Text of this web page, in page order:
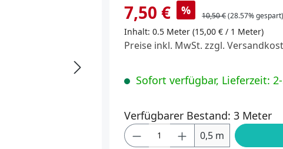
7,50 € % 10,50 €(28.57% gespart)
Inhalt:0.5 Meter(15,00 € / 1 Meter)
Preise inkl. MwSt. zzgl.
Sofort verfügbar, Lieferzeit:
Verfügbarer Bestand: 3 Meter
Produkt Anzahl: Gib
0,5 m